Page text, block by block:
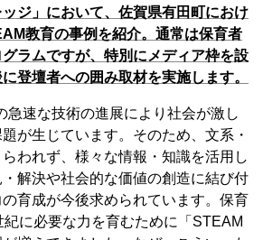
ジ」において、佐賀県有田町におけ
教育の事例を紹介。通常は保育者
ラムですが、特別にメディア枠を設
登壇者への囲み取材を実施します。
急速な技術の進展により社会が激し
が生じています。そのため、文系・
われず、様々な情報・知識を活用し
解決や社会的な価値の創造に結び付
育成が今後求められています。保育
に必要な力を育むために「STEAM